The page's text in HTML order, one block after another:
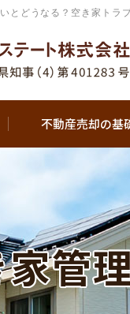
とどうなる？空き家トラ
不動産売却の基
家